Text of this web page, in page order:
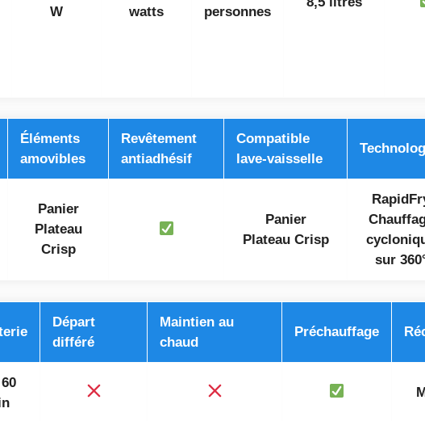
W
watts
personnes
Éléments
amovibles
Revêtement
antiadhésif
Compatible
lave-vaisselle
Panier
Plateau
Crisp
Panier
Plateau Crisp
sur
Départ
différé
Maintien au
chaud
Préchauffage